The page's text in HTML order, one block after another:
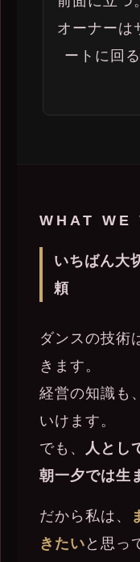
オーナーは
ートに回る
WHAT WE
いちばん大
頼
ダンスの技術
きます。
経営の知識も
いけます。
でも、 人とし
朝一夕では生
だから私は、
きたい と思っ